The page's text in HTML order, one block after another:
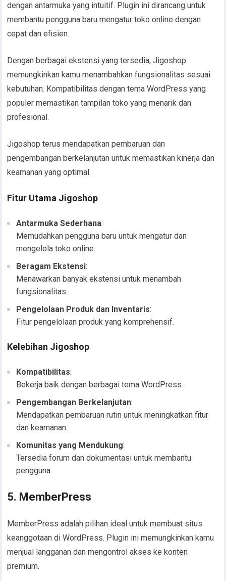
dengan antarmuka yang intuitif. Plugin ini dirancang untuk
membantu pengguna baru mengatur toko online dengan
cepat dan efisien.
Dengan berbagai ekstensi yang tersedia, Jigoshop
memungkinkan kamu menambahkan fungsionalitas sesuai
kebutuhan. Kompatibilitas dengan tema WordPress yang
populer memastikan tampilan toko yang menarik dan
profesional.
Jigoshop terus mendapatkan pembaruan dan
pengembangan berkelanjutan untuk memastikan kinerja dan
keamanan yang optimal.
Fitur Utama Jigoshop
Antarmuka Sederhana:
Memudahkan pengguna baru untuk mengatur dan
mengelola toko online.
Beragam Ekstensi:
Menawarkan banyak ekstensi untuk menambah
fungsionalitas.
Pengelolaan Produk dan Inventaris:
Fitur pengelolaan produk yang komprehensif.
Kelebihan Jigoshop
Kompatibilitas:
Bekerja baik dengan berbagai tema WordPress.
Pengembangan Berkelanjutan:
Mendapatkan pembaruan rutin untuk meningkatkan fitur
dan keamanan.
Komunitas yang Mendukung:
Tersedia forum dan dokumentasi untuk membantu
pengguna.
5. MemberPress
MemberPress adalah pilihan ideal untuk membuat situs
keanggotaan di WordPress. Plugin ini memungkinkan kamu
menjual langganan dan mengontrol akses ke konten
premium.